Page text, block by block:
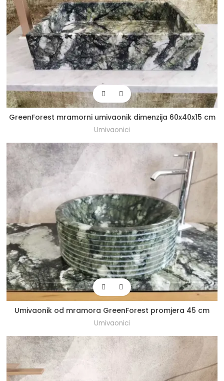
GreenForest mramorni umivaonik dimenzija 60x40x15 cm
Umivaonici
Umivaonik od mramora GreenForest promjera 45 cm
Umivaonici